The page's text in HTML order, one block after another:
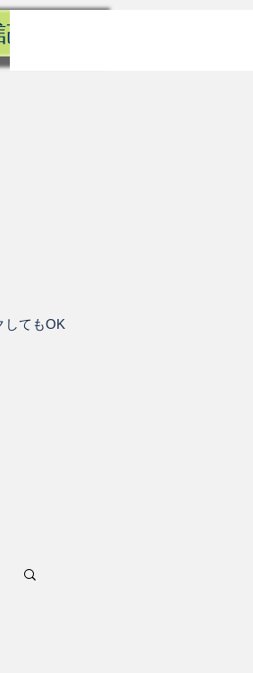
事一覧
してもOK